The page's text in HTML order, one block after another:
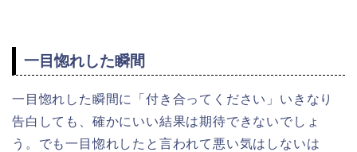
一目惚れした瞬間
一目惚れした瞬間に「付き合ってください」いきなり
告白しても、確かにいい結果は期待できないでしょ
う。でも一目惚れしたと言われて悪い気はしないは